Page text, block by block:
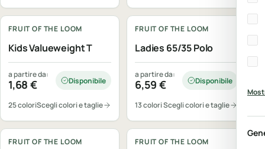
FRUIT OF THE LOOM
Kids Valueweight T
a partire da:
1,68€ Disponibile
25 coloriScegli colori e taglie
FRUIT OF THE LOOM
Ladies 65/35 Polo
a partire da:
6,59€ Disponibile
13 coloriScegli colori e taglie
FRUIT OF THE LOOM FRUIT OF THE LOOM